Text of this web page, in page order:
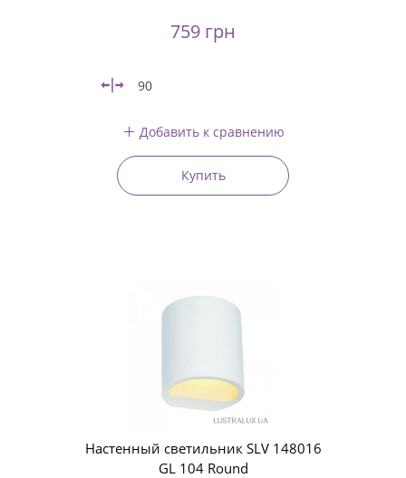
759 грн
90
Добавить к сравнению
Купить
Настенный светильник SLV 148016
GL 104 Round